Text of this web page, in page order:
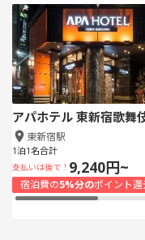
アパホテル 東新宿歌舞
東新宿駅
1泊1名合計
支払いは後で！ 9,240円~
宿泊費の5%分のポイント還